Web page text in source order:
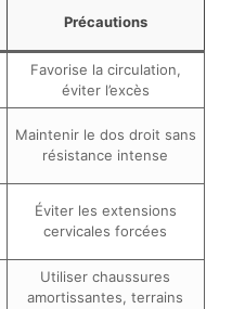
Précautions
Favorise la circulation,
éviter l’excès
Maintenir le dos droit sans
résistance intense
Éviter les extensions
cervicales forcées
Utiliser chaussures
amortissantes, terrains